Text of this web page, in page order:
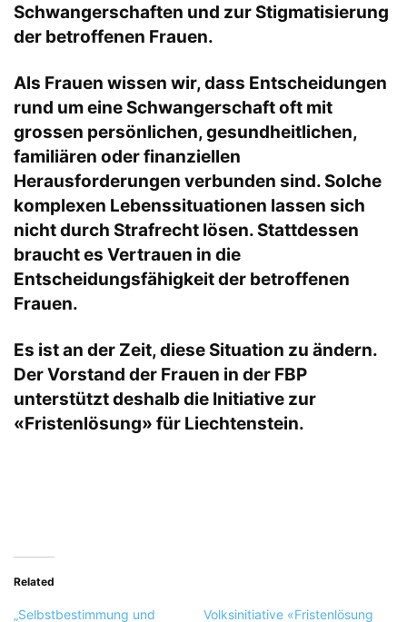
Schwangerschaften und zur Stigmatisierung
der betroffenen Frauen.
Als Frauen wissen wir, dass Entscheidungen
rund um eine Schwangerschaft oft mit
grossen persönlichen, gesundheitlichen,
familiären oder finanziellen
Herausforderungen verbunden sind. Solche
komplexen Lebenssituationen lassen sich
nicht durch Strafrecht lösen. Stattdessen
braucht es Vertrauen in die
Entscheidungsfähigkeit der betroffenen
Frauen.
Es ist an der Zeit, diese Situation zu ändern.
Der Vorstand der Frauen in der FBP
unterstützt deshalb die Initiative zur
«Fristenlösung» für Liechtenstein.
Related
„Selbstbestimmung und
Volksinitiative «Fristenlösung